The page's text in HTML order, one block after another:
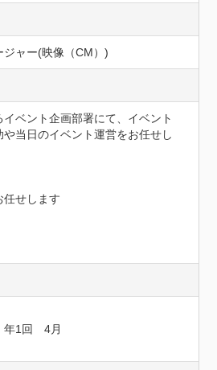
ジャー(映像（CM）)
ベント企画部署にて、イベント
当日のイベント運営をお任せし
任せします
1回　4月